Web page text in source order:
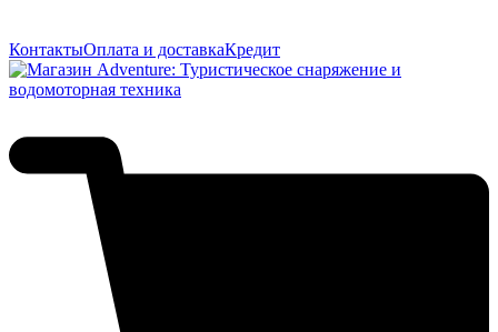
КонтактыОплата и доставкаКредит